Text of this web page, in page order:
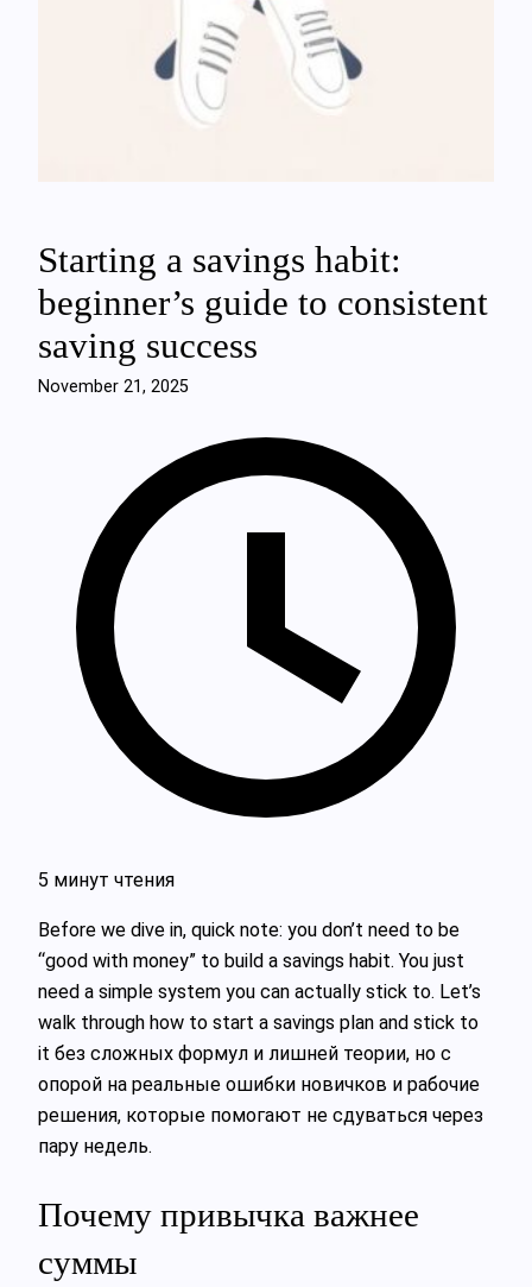
Starting a savings habit:
beginner’s guide to consistent
saving success
November 21, 2025
5 минут чтения
Before we dive in, quick note: you don’t need to be
“good with money” to build a savings habit. You just
need a simple system you can actually stick to. Let’s
walk through how to start a savings plan and stick to
it без сложных формул и лишней теории, но с
опорой на реальные ошибки новичков и рабочие
решения, которые помогают не сдуваться через
пару недель.
Почему привычка важнее
суммы